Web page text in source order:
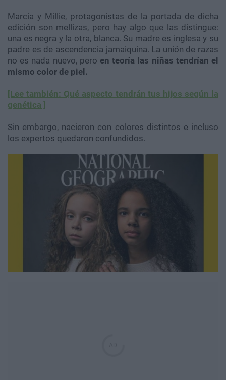
Marcia y Millie, protagonistas de la portada de dicha
edición son mellizas, pero hay algo que las distingue:
una es negra y la otra, blanca. Su madre es inglesa y su
padre es de ascendencia jamaiquina. La unión de razas
no es nada nuevo, pero en teoría las niñas tendrían el
mismo color de piel.
[Lee también: Qué aspecto tendrán tus hijos según la
genética ]
Sin embargo, nacieron con colores distintos e incluso
los expertos quedaron confundidos.